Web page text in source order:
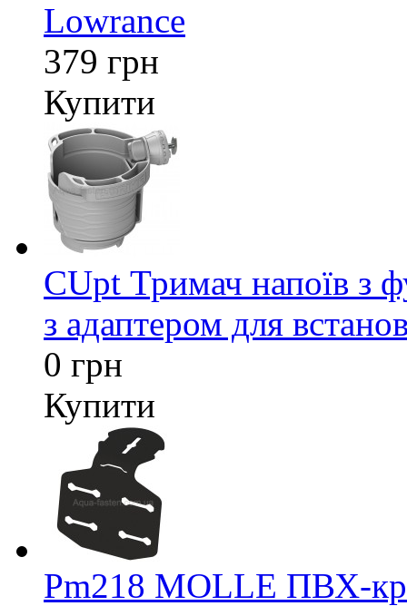
Lowrance
379 грн
Купити
CUpt Тримач напоїв з
з адаптером для
0 грн
Купити
Pm218 MOLLE ПВХ-